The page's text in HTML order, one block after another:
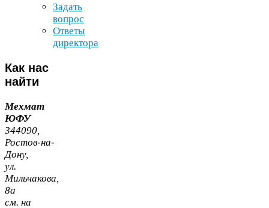
Задать
вопрос
Ответы
директора
Как нас
найти
Мехмат
ЮФУ
344090,
Ростов-​на-​
Дону,
ул.
Мильчакова,
8а
cм. на